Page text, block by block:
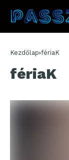
Kezdőlap fériaK
fériaK